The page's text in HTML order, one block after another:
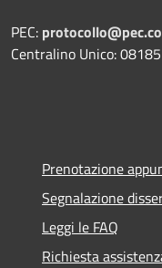
PEC:
Centralino Unico:
Prenotazione
Segnalazione
Leggi le FAQ
Richiesta